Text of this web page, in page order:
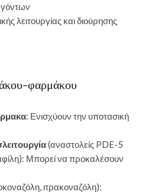
λειτουργίας και διούρησης
φαρμάκου
: Ενισχύουν την υποτασική
(αναστολείς PDE-5
Μπορεί να προκαλέσουν
ιτρακοναζόλη):